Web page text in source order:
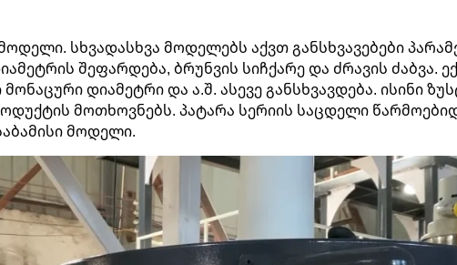
სხვადასხვა მოდელებს აქვთ განსხვავებები
შეფარდება, ბრუნვის სიჩქარე და ძრავის ძაბვა.
დიამეტრი და ა.შ. ასევე განსხვავდება. ისინი
მოთხოვნებს. პატარა სერიის საცდელი
მოდელი.